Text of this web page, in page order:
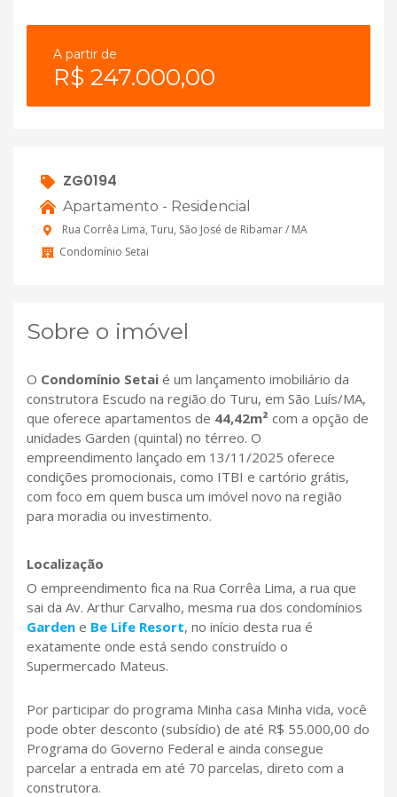
A partir de
R$ 247.000,00
ZG0194
Apartamento - Residencial
Rua Corrêa Lima, Turu, São José de Ribamar / MA
Condomínio Setai
Sobre o imóvel
O Condomínio Setai é um lançamento imobiliário da
construtora Escudo na região do Turu, em São Luís/MA,
que oferece apartamentos de 44,42m² com a opção de
unidades Garden (quintal) no térreo. O
empreendimento lançado em 13/11/2025 oferece
condições promocionais, como ITBI e cartório grátis,
com foco em quem busca um imóvel novo na região
para moradia ou investimento.
Localização
O empreendimento fica na Rua Corrêa Lima, a rua que
sai da Av. Arthur Carvalho, mesma rua dos condomínios
Garden e Be Life Resort, no início desta rua é
exatamente onde está sendo construído o
Supermercado Mateus.
Por participar do programa Minha casa Minha vida, você
pode obter desconto (subsídio) de até R$ 55.000,00 do
Programa do Governo Federal e ainda consegue
parcelar a entrada em até 70 parcelas, direto com a
construtora.